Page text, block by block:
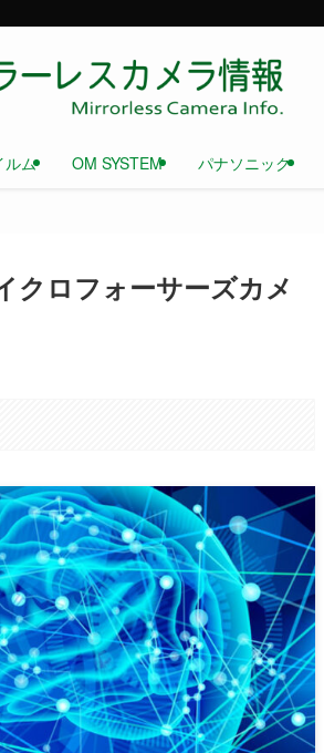
ルム OM SYSTEM パナソニック
クロフォーサーズカメ